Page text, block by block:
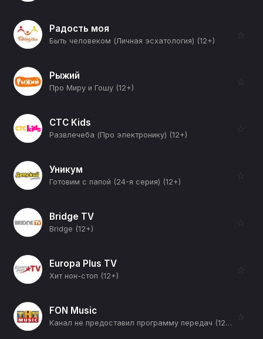
Радость моя
Быть человеком (Личная эсхатология) (12+)
☆
Рыжий
Про Миру и Гошу (12+)
☆
СТС Kids
Развлечеба (Про электронику) (12+)
☆
Уникум
Готовим с папой (24-я серия) (12+)
☆
Bridge TV
Bridge (12+)
☆
Europa Plus TV
Хит нон-стоп (12+)
☆
FON Music
Канал не предоставил программу передач (12+)
☆